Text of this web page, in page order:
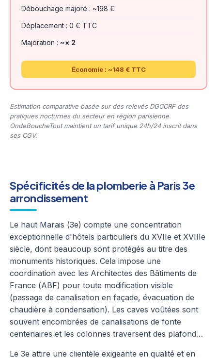
Débouchage majoré : ~198 €
Déplacement : 0 € TTC
Majoration : ~× 2
Économie : ~148 € TTC
Estimation comparative basée sur des relevés DGCCRF des
pratiques nocturnes du secteur en région parisienne.
OndeBoucheTout maintient un tarif unique 24h/24 inscrit dans
ses CGV.
Spécificités de la plomberie à Paris 3e
arrondissement
Le haut Marais (3e) compte une concentration
exceptionnelle d'hôtels particuliers du XVIIe et XVIIIe
siècle, dont beaucoup sont protégés au titre des
monuments historiques. Cela impose une
coordination avec les Architectes des Bâtiments de
France (ABF) pour toute modification visible
(passage de canalisation en façade, évacuation de
chaudière à condensation). Les caves voûtées sont
souvent encombrées de canalisations de fonte
centenaires et les colonnes traversent des plafond…
Le 3e attire une clientèle exigeante en qualité et en